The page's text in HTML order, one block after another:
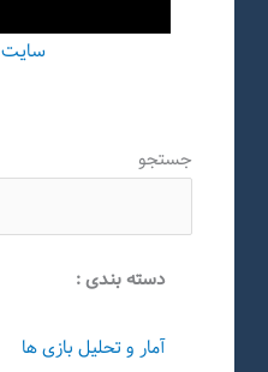
جستجو
دسته بندی :
آمار و تحلیل بازی ها